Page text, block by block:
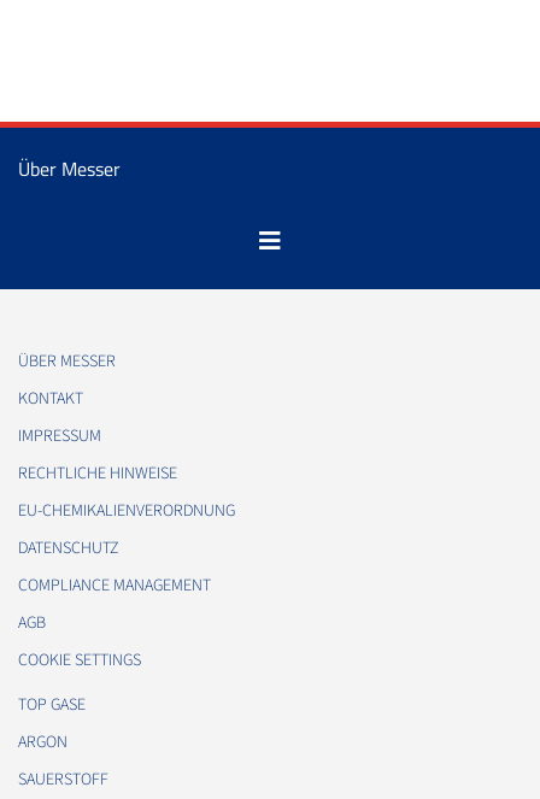
Über Messer
ÜBER MESSER
KONTAKT
IMPRESSUM
RECHTLICHE HINWEISE
EU-CHEMIKALIENVERORDNUNG
DATENSCHUTZ
COMPLIANCE MANAGEMENT
AGB
COOKIE SETTINGS
TOP GASE
ARGON
SAUERSTOFF